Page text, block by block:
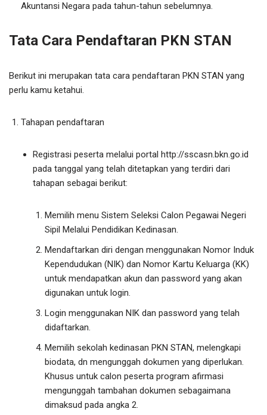
Akuntansi Negara pada tahun-tahun sebelumnya.
Tata Cara Pendaftaran PKN STAN
Berikut ini merupakan tata cara pendaftaran PKN STAN yang
perlu kamu ketahui.
Tahapan pendaftaran
Registrasi peserta melalui portal http://sscasn.bkn.go.id
pada tanggal yang telah ditetapkan yang terdiri dari
tahapan sebagai berikut:
Memilih menu Sistem Seleksi Calon Pegawai Negeri
Sipil Melalui Pendidikan Kedinasan.
Mendaftarkan diri dengan menggunakan Nomor Induk
Kependudukan (NIK) dan Nomor Kartu Keluarga (KK)
untuk mendapatkan akun dan password yang akan
digunakan untuk login.
Login menggunakan NIK dan password yang telah
didaftarkan.
Memilih sekolah kedinasan PKN STAN, melengkapi
biodata, dn mengunggah dokumen yang diperlukan.
Khusus untuk calon peserta program afirmasi
mengunggah tambahan dokumen sebagaimana
dimaksud pada angka 2.